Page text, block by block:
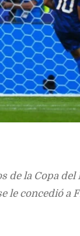
de la Copa del
le concedió a